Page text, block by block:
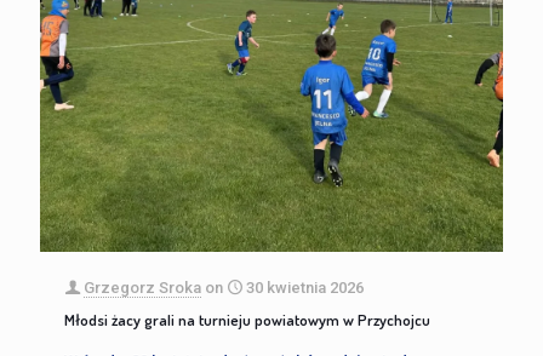
Grzegorz Sroka on 30 kwietnia 2026
Młodsi żacy grali na turnieju powiatowym w Przychojcu